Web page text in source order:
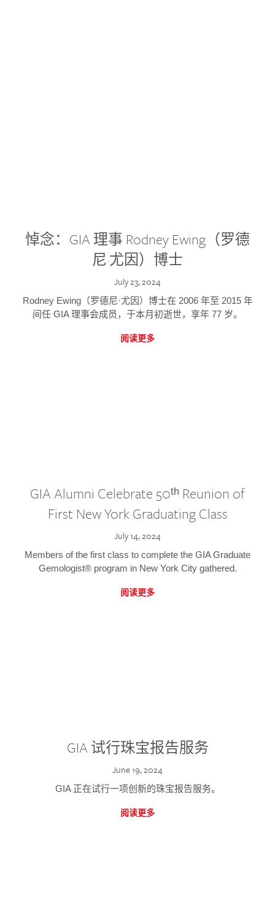
悼念：GIA 理事 Rodney Ewing（罗德
尼·尤因）博士
July 23, 2024
Rodney Ewing（罗德尼·尤因）博士在 2006 年至 2015 年
间任 GIA 理事会成员，于本月初逝世，享年 77 岁。
阅读更多
GIA Alumni Celebrate 50ᵗʰ Reunion of
First New York Graduating Class
July 14, 2024
Members of the first class to complete the GIA Graduate
Gemologist® program in New York City gathered.
阅读更多
GIA 试行珠宝报告服务
June 19, 2024
GIA 正在试行一项创新的珠宝报告服务。
阅读更多